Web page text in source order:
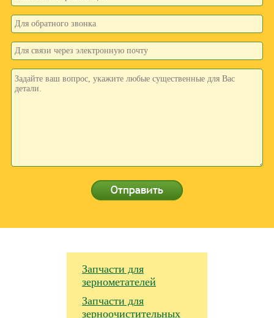
Запчасти для
зернометателей
Запчасти для
зерноочистительных